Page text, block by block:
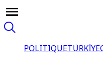
POLITIQUETÜRKİYE